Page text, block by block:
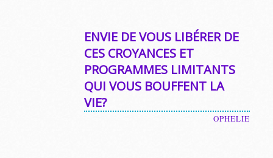
ENVIE DE VOUS LIBÉRER DE
CES CROYANCES ET
PROGRAMMES LIMITANTS
QUI VOUS BOUFFENT LA
VIE?
OPHELIE